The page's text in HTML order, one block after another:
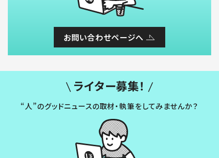
お問い合わせページへ
ライター募集！
“人”のグッドニュースの取材・執筆をしてみませんか？